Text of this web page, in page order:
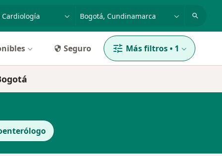
enfermedad o nombre
p. ej. Bogotá
Seguro Más filtros• 1